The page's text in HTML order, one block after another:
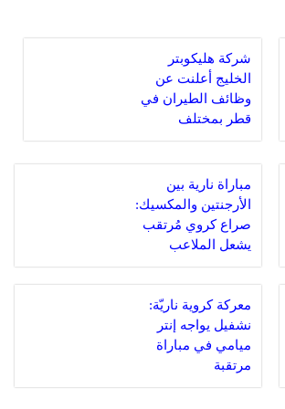
شركة هليكوبتر
الخليج أعلنت عن
وظائف الطيران في
قطر بمختلف
التخصصات برواتب
مباراة نارية بين
الأرجنتين والمكسيك:
صراع كروي مُرتقب
يشعل الملاعب
معركة كروية ناريّة:
نشفيل يواجه إنتر
ميامي في مباراة
مرتقبة